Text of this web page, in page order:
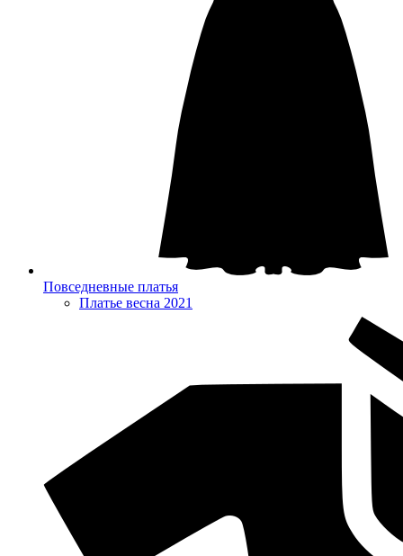
Повседневные платья
Платье весна 2021